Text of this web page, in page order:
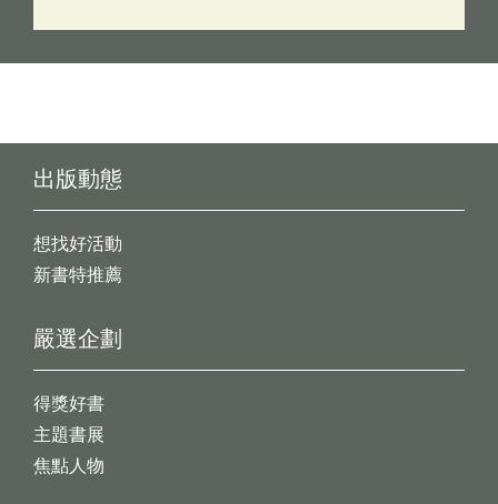
出版動態
想找好活動
新書特推薦
嚴選企劃
得獎好書
主題書展
焦點人物